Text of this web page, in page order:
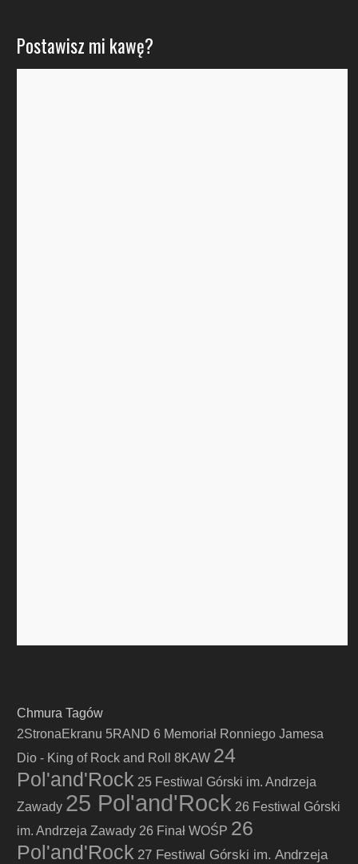
Postawisz mi kawę?
Chmura Tagów
2StronaEkranu 5RAND 6 Memoriał Ronniego Jamesa
Dio - King of Rock and Roll
8KAW 24
Pol'and'Rock 25 Festiwal Górski im. Andrzeja
Zawady 25 Pol'and'Rock 26 Festiwal Górski
im. Andrzeja Zawady 26 Finał WOŚP 26
Pol'and'Rock 27 Festiwal Górski im. Andrzeja